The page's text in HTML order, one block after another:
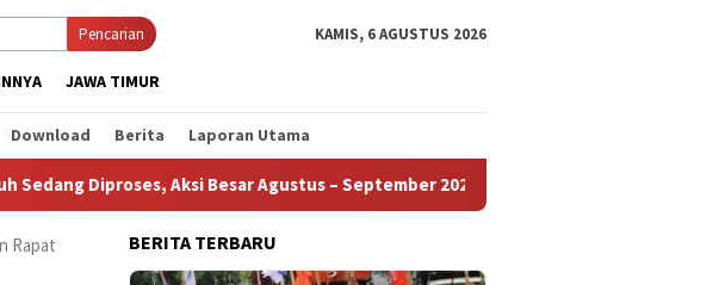
Pencarian KAMIS, 6 AGUSTUS 2026
JAWA TIMUR
Download Berita Laporan Utama
Aksi Besar Agustus – September 2026 Ditunda
Rapat
BERITA TERBARU